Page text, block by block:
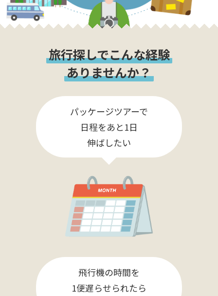
旅行探しでこんな経験
ありませんか？
パッケージツアーで
日程をあと1日
伸ばしたい
飛行機の時間を
1便遅らせられたら